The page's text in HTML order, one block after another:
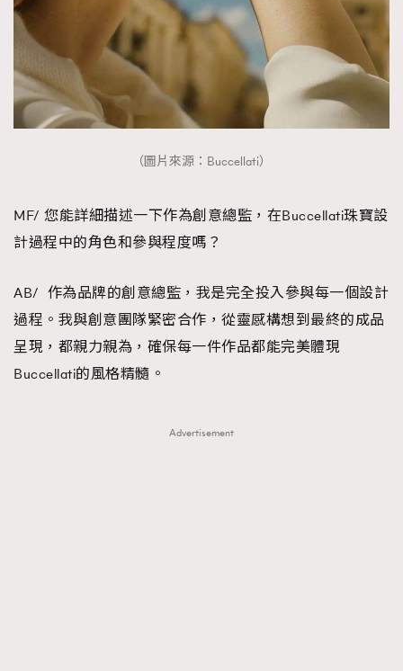
（圖片來源：Buccellati）
MF/ 您能詳細描述一下作為創意總監，在Buccellati珠寶設
計過程中的角色和參與程度嗎？
AB/ 作為品牌的創意總監，我是完全投入參與每一個設計
過程。我與創意團隊緊密合作，從靈感構想到最終的成品
呈現，都親力親為，確保每一件作品都能完美體現
Buccellati的風格精髓。
Advertisement